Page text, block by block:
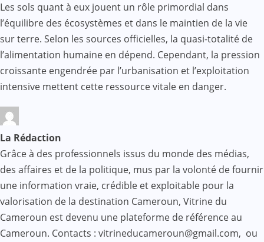
Les sols quant à eux jouent un rôle primordial dans
l’équilibre des écosystèmes et dans le maintien de la vie
sur terre. Selon les sources officielles, la quasi-totalité de
l’alimentation humaine en dépend. Cependant, la pression
croissante engendrée par l’urbanisation et l’exploitation
intensive mettent cette ressource vitale en danger.
La Rédaction
Grâce à des professionnels issus du monde des médias,
des affaires et de la politique, mus par la volonté de fournir
une information vraie, crédible et exploitable pour la
valorisation de la destination Cameroun, Vitrine du
Cameroun est devenu une plateforme de référence au
Cameroun. Contacts : vitrineducameroun@gmail.com, ou